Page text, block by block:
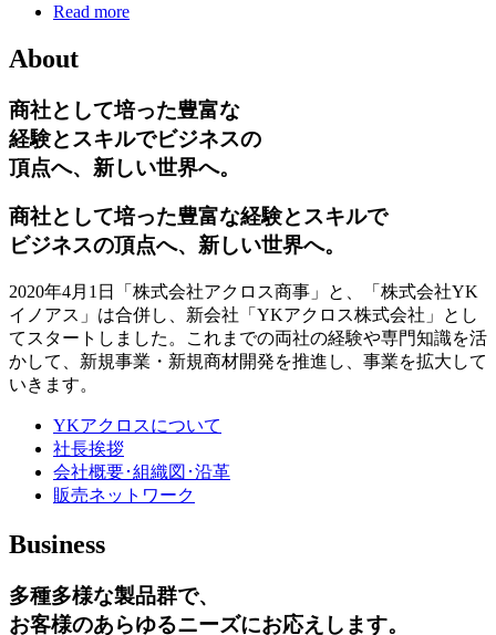
Read more
About
商社として培った豊富な
経験とスキルでビジネスの
頂点へ、新しい世界へ。
商社として培った豊富な経験とスキルで
ビジネスの頂点へ、新しい世界へ。
2020年4月1日「株式会社アクロス商事」と、「株式会社YK
イノアス」は合併し、新会社「YKアクロス株式会社」とし
てスタートしました。これまでの両社の経験や専門知識を活
かして、新規事業・新規商材開発を推進し、事業を拡大して
いきます。
YKアクロスについて
社長挨拶
会社概要･組織図･沿革
販売ネットワーク
Business
多種多様な製品群で、
お客様のあらゆるニーズにお応えします。